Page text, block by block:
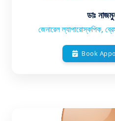
ডাঃ
জেনারেল ল্যাপারোস্কপিক,
Book